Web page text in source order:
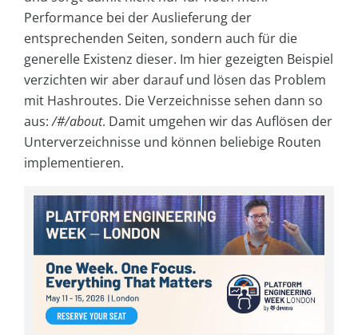
Performance bei der Auslieferung der
entsprechenden Seiten, sondern auch für die
generelle Existenz dieser. Im hier gezeigten Beispiel
verzichten wir aber darauf und lösen das Problem
mit Hashroutes. Die Verzeichnisse sehen dann so
aus:/#/about. Damit umgehen wir das Auflösen der
Unterverzeichnisse und können beliebige Routen
implementieren.